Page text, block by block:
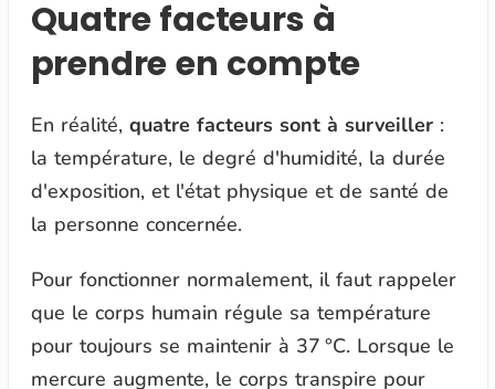
Quatre facteurs à
prendre en compte
En réalité, quatre facteurs sont à surveiller:
la température, le degré d'humidité, la durée
d'exposition, et l'état physique et de santé de
la personne concernée.
Pour fonctionner normalement, il faut rappeler
que le corps humain régule sa température
pour toujours se maintenir à 37 °C. Lorsque le
mercure augmente, le corps transpire pour